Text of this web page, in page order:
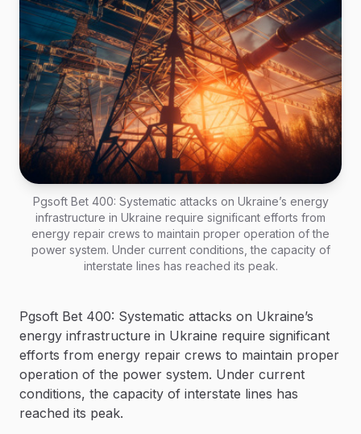
Pgsoft Bet 400: Systematic attacks on Ukraine’s energy
infrastructure in Ukraine require significant efforts from
energy repair crews to maintain proper operation of the
power system. Under current conditions, the capacity of
interstate lines has reached its peak.
Pgsoft Bet 400: Systematic attacks on Ukraine’s
energy infrastructure in Ukraine require significant
efforts from energy repair crews to maintain proper
operation of the power system. Under current
conditions, the capacity of interstate lines has
reached its peak.